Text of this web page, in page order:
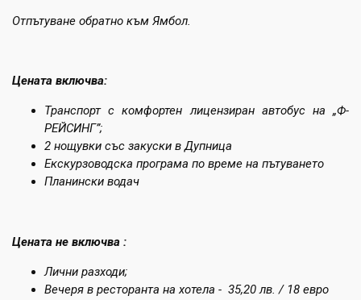
Отпътуване обратно към Ямбол.
Цената включва:
Транспорт с комфортен лицензиран автобус на „Ф-
РЕЙСИНГ”;
2 нощувки със закуски в Дупница
Екскурзоводска програма по време на пътуването
Планински водач
Цената не включва :
Лични разходи;
Вечеря в ресторанта на хотела - 35,20 лв. / 18 евро